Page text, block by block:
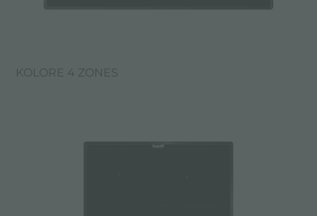
KOLORE 4 ZONES